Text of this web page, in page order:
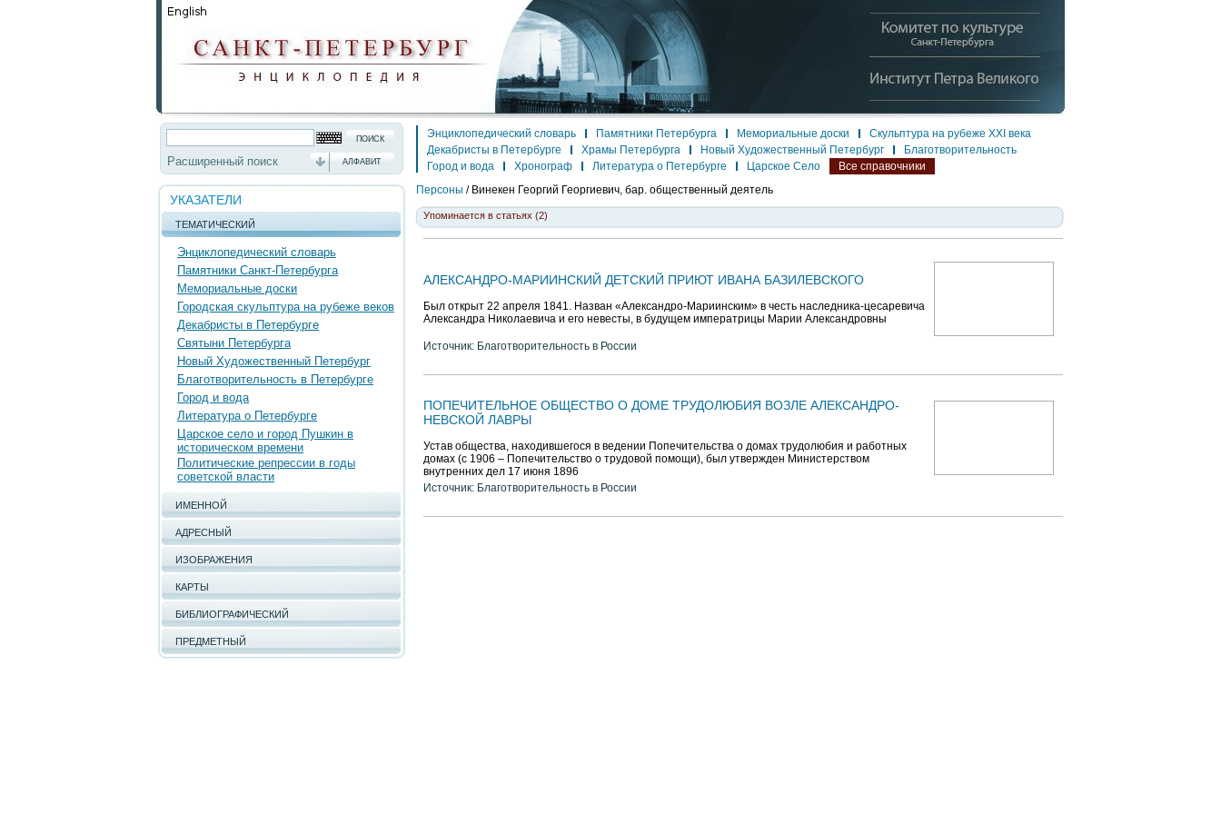
Расширенный поиск АЛФАВИТ
УКАЗАТЕЛИ
ТЕМАТИЧЕСКИЙ
Энциклопедический словарь
Памятники Санкт-Петербурга
Мемориальные доски
Городская скульптура на рубеже веков
Декабристы в Петербурге
Святыни Петербурга
Новый Художественный Петербург
Благотворительность в Петербурге
Город и вода
Литература о Петербурге
Царское село и город Пушкин в
историческом времени
Политические репрессии в годы
советской власти
ИМЕННОЙ
АДРЕСНЫЙ
ИЗОБРАЖЕНИЯ
КАРТЫ
БИБЛИОГРАФИЧЕСКИЙ
ПРЕДМЕТНЫЙ
Энциклопедический словарь Памятники Петербурга Мемориальные доски
Скульптура на рубеже XXI века
Декабристы в Петербурге
Храмы Петербурга Новый Художественный Петербург
Благотворительность
Город и вода
Хронограф Литература о Петербурге Царское Село
Все справочники
Персоны / Винекен Георгий Георгиевич, бар. общественный деятель
Упоминается в статьях (2)
АЛЕКСАНДРО-МАРИИНСКИЙ ДЕТСКИЙ ПРИЮТ ИВАНА БАЗИЛЕВСКОГО
Был открыт 22 апреля 1841. Назван «Александро-Мариинским» в честь наследника-цесаревича
Александра Николаевича и его невесты, в будущем императрицы Марии Александровны
Источник: Благотворительность в России
ПОПЕЧИТЕЛЬНОЕ ОБЩЕСТВО О ДОМЕ ТРУДОЛЮБИЯ ВОЗЛЕ АЛЕКСАНДРО-
НЕВСКОЙ ЛАВРЫ
Устав общества, находившегося в ведении Попечительства о домах трудолюбия и работных
домах (с 1906 – Попечительство о трудовой помощи), был утвержден Министерством
внутренних дел 17 июня 1896
Источник: Благотворительность в России